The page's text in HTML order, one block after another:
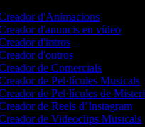
d'Animacions
d'anuncis en vídeo
d'intros
d'outros
de Comercials
de Pel·lícules Musicals
de Pel·lícules de Misteri
de Reels d’Instagram
de Videoclips Musicals